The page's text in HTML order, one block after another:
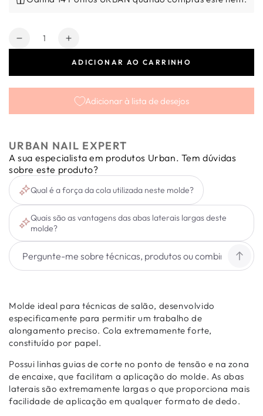
Quantidade
Diminuir
Salon
unid.
Aumentar
quantidade
Black
Salon
unid.
ADICIONAR AO CARRINHO
Adicionar à lista de desejos
URBAN NAIL EXPERT
A sua especialista em produtos Urban. Tem dúvidas
sobre este produto?
Qual é a força da cola utilizada neste molde?
Quais são as vantagens das abas laterais largas deste
molde?
Molde ideal para técnicas de salão, desenvolvido
especificamente para permitir um trabalho de
alongamento preciso. Cola extremamente forte,
constituído por papel.
Possui linhas guias de corte no ponto de tensão e na zona
de encaixe, que facilitam a aplicação do molde. As abas
laterais são extremamente largas o que proporciona mais
facilidade de aplicação em qualquer formato de dedo.